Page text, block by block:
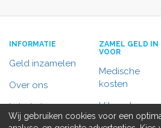
INFORMATIE
Geld inzamelen
Over ons
In het nieuws
ZAMEL GELD IN
VOOR
Medische
kosten
Uitvaart
Wij gebruiken cookies voor een